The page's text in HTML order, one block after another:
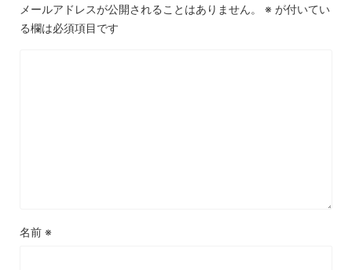
メールアドレスが公開されることはありません。 ※ が付いてい
る欄は必須項目です
名前 ※